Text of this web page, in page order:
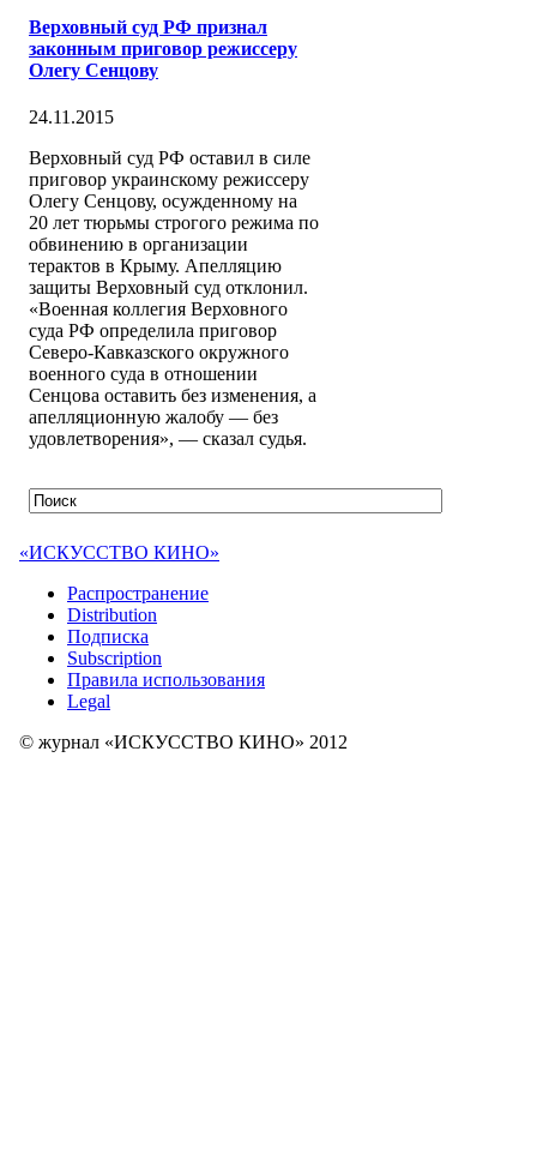
Верховный суд РФ признал
законным приговор режиссеру
Олегу Сенцову
24.11.2015
Верховный суд РФ оставил в силе
приговор украинскому режиссеру
Олегу Сенцову, осужденному на
20 лет тюрьмы строгого режима по
обвинению в организации
терактов в Крыму. Апелляцию
защиты Верховный суд отклонил.
«Военная коллегия Верховного
суда РФ определила приговор
Северо-Кавказского окружного
военного суда в отношении
Сенцова оставить без изменения, а
апелляционную жалобу — без
удовлетворения», — сказал судья.
«ИСКУССТВО КИНО»
Распространение
Distribution
Подписка
Subscription
Правила использования
Legal
© журнал «ИСКУССТВО КИНО» 2012